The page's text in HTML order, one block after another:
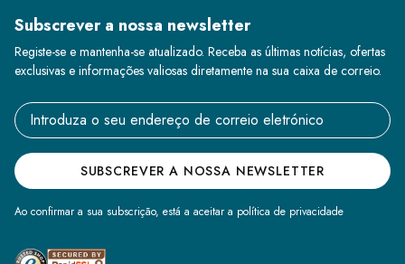
Subscrever a nossa newsletter
Registe-se e mantenha-se atualizado. Receba as últimas notícias, ofertas
exclusivas e informações valiosas diretamente na sua caixa de correio.
Email address
SUBSCREVER A NOSSA NEWSLETTER
Ao confirmar a sua subscrição, está a aceitar a política de privacidade